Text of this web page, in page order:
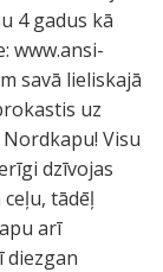
4 gadus kā
www.ansi-
savā lieliskajā
uz
Visu
dzīvojas
tādēļ
arī
diezgan